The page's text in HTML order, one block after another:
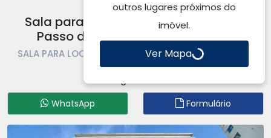
Sala para Locação, por R$ 1.044,00 -
Passo das Pedras - Gravataí, RS
SALA PARA LOCAÇÃO | SALA | GRAVATAÍ | PASSO DAS
PEDRAS
WhatsApp Formulário
outros lugares próximos do
imóvel.
Ver Mapa